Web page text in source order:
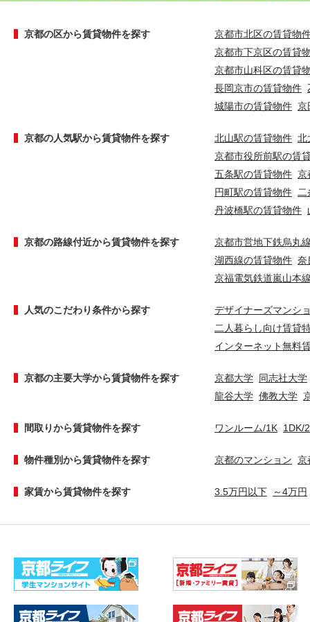
京都の区から賃貸物件を探す
京都市北区の賃貸物
京都市下京区の賃貸
京都市山科区の賃貸
長岡京市の賃貸物件
城陽市の賃貸物件 京
京都の人気駅から賃貸物件を探す 北山駅の賃貸物件 北
京都市役所前駅の賃
五条駅の賃貸物件 京
円町駅の賃貸物件
丹波橋駅の賃貸物件
京都の路線付近から賃貸物件を探す
京都市営地下鉄烏丸
湖西線の賃貸物件 奈
京福電気鉄道嵐山本
人気のこだわり条件から探す
デザイナーズマンシ
二人暮らし向け賃貸
インターネット無料
京都の主要大学から賃貸物件を探す 京都大学 同志社大学
龍谷大学 佛教大学
間取りから賃貸物件を探す ワンルーム/1K 1DK/
物件種別から賃貸物件を探す 京都のマンション 京
家賃から賃貸物件を探す 3.5万円以下 ～4万円